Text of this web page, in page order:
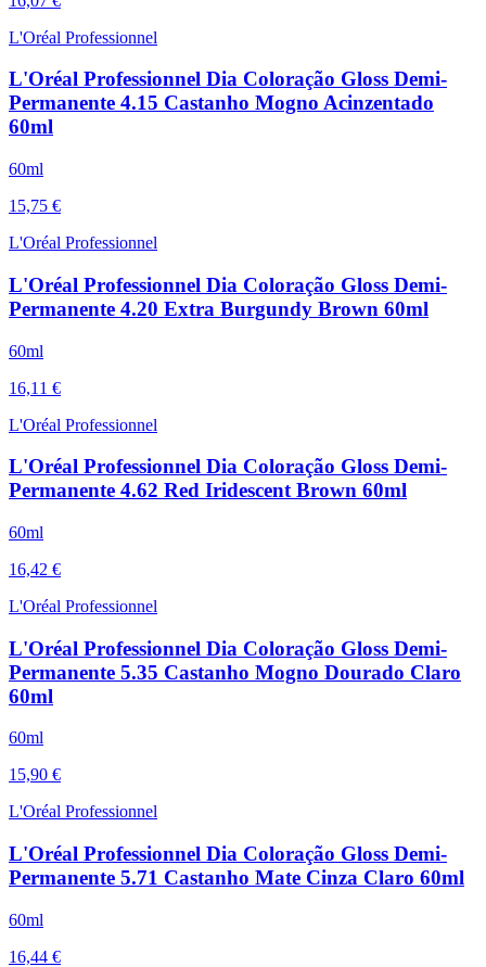
L'Oréal Professionnel
L'Oréal Professionnel Dia Coloração Gloss Demi-
Permanente 4.15 Castanho Mogno Acinzentado
60ml
60ml
15,75 €
L'Oréal Professionnel
L'Oréal Professionnel Dia Coloração Gloss Demi-
Permanente 4.20 Extra Burgundy Brown 60ml
60ml
16,11 €
L'Oréal Professionnel
L'Oréal Professionnel Dia Coloração Gloss Demi-
Permanente 4.62 Red Iridescent Brown 60ml
60ml
16,42 €
L'Oréal Professionnel
L'Oréal Professionnel Dia Coloração Gloss Demi-
Permanente 5.35 Castanho Mogno Dourado Claro
60ml
60ml
15,90 €
L'Oréal Professionnel
L'Oréal Professionnel Dia Coloração Gloss Demi-
Permanente 5.71 Castanho Mate Cinza Claro 60ml
60ml
16,44 €